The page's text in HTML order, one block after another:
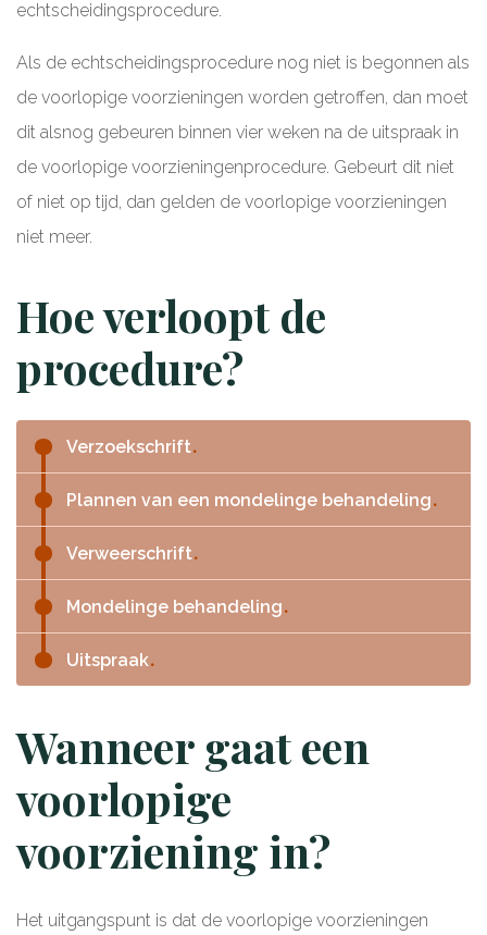
echtscheidingsprocedure.
Als de echtscheidingsprocedure nog niet is begonnen als
de voorlopige voorzieningen worden getroffen, dan moet
dit alsnog gebeuren binnen vier weken na de uitspraak in
de voorlopige voorzieningenprocedure. Gebeurt dit niet
of niet op tijd, dan gelden de voorlopige voorzieningen
niet meer.
Hoe verloopt de
procedure?
Verzoekschrift
Plannen van een mondelinge behandeling
Verweerschrift
Mondelinge behandeling
Uitspraak
Wanneer gaat een
voorlopige
voorziening in?
Het uitgangspunt is dat de voorlopige voorzieningen